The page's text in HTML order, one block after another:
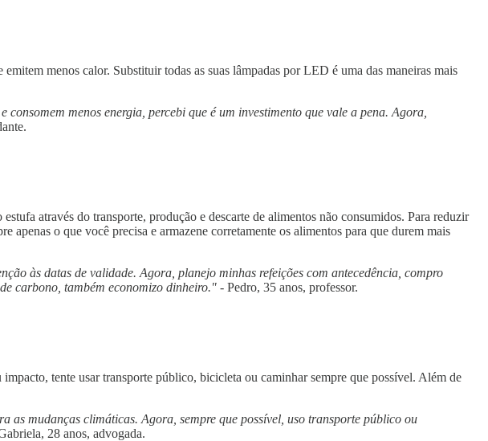
menos calor. Substituir todas as suas lâmpadas por LED é uma das maneiras mais
menos energia, percebi que é um investimento que vale a pena. Agora,
através do transporte, produção e descarte de alimentos não consumidos. Para reduzir
apenas o que você precisa e armazene corretamente os alimentos para que durem mais
às datas de validade. Agora, planejo minhas refeições com antecedência, compro
carbono, também economizo dinheiro." - Pedro, 35 anos, professor.
tente usar transporte público, bicicleta ou caminhar sempre que possível. Além de
mudanças climáticas. Agora, sempre que possível, uso transporte público ou
28 anos, advogada.